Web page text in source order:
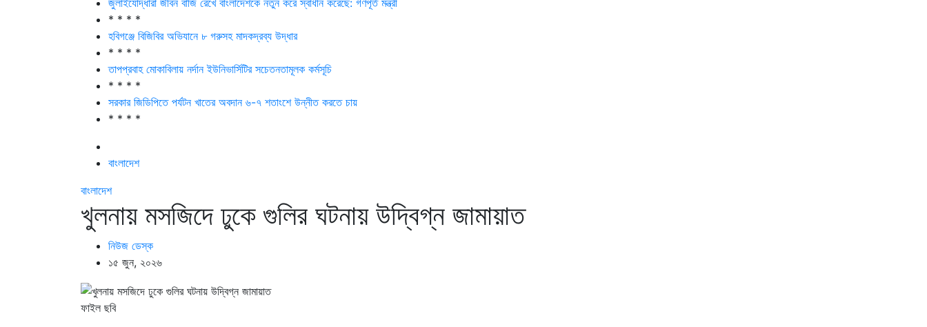
জুলাইযোদ্ধারা জীবন বাজি রেখে বাংলাদেশকে নতুন করে স্বাধীন করেছে: গণপূর্ত মন্ত্রী
* * * *
হবিগঞ্জে বিজিবির অভিযানে ৮ গরুসহ মাদকদ্রব্য উদ্ধার
* * * *
তাপপ্রবাহ মোকাবিলায় নর্দান ইউনিভার্সিটির সচেতনতামূলক কর্মসূচি
* * * *
সরকার জিডিপিতে পর্যটন খাতের অবদান ৬-৭ শতাংশে উন্নীত করতে চায়
* * * *
বাংলাদেশ
বাংলাদেশ
খুলনায় মসজিদে ঢুকে গুলির ঘটনায় উদ্বিগ্ন জামায়াত
নিউজ ডেস্ক
১৫ জুন, ২০২৬
ফাইল ছবি